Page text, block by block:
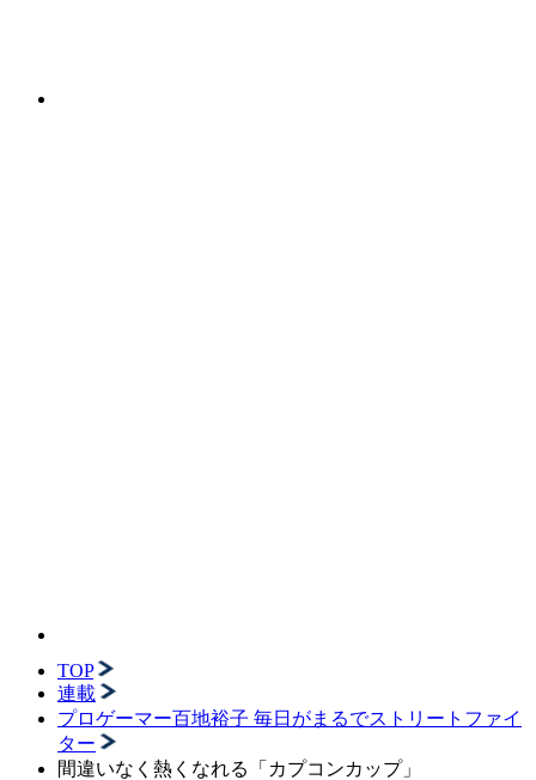
TOP
連載
プロゲーマー百地裕子 毎日がまるでストリートファイ
ター
間違いなく熱くなれる「カプコンカップ」